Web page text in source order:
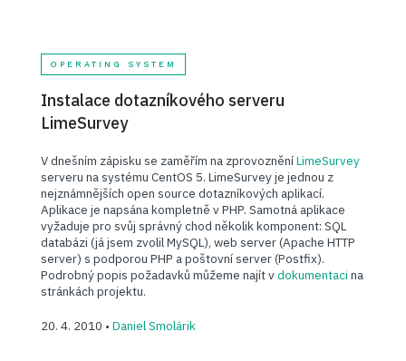
OPERATING SYSTEM
Instalace dotazníkového serveru
LimeSurvey
V dnešním zápisku se zaměřím na zprovozněníLimeSurvey
serveru na systému CentOS 5. LimeSurvey je jednou z
nejznámnějších open source dotazníkových aplikací.
Aplikace je napsána kompletně v PHP. Samotná aplikace
vyžaduje pro svůj správný chod několik komponent: SQL
databázi (já jsem zvolil MySQL), web server (Apache HTTP
server) s podporou PHP a poštovní server (Postfix).
Podrobný popis požadavků můžeme najít vdokumentaci na
stránkách projektu.
20. 4. 2010 • Daniel Smolárik